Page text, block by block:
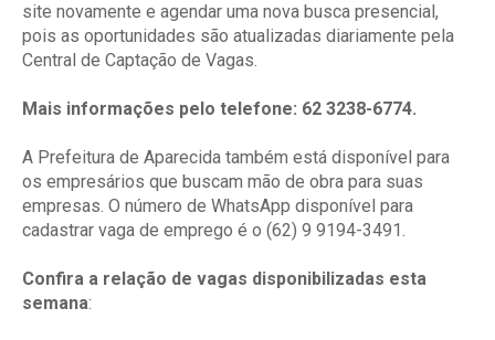
site novamente e agendar uma nova busca presencial,
pois as oportunidades são atualizadas diariamente pela
Central de Captação de Vagas.
Mais informações pelo telefone: 62 3238-6774.
A Prefeitura de Aparecida também está disponível para
os empresários que buscam mão de obra para suas
empresas. O número de WhatsApp disponível para
cadastrar vaga de emprego é o (62) 9 9194-3491.
Confira a relação de vagas disponibilizadas esta
semana: